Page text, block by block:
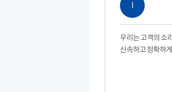
Ⅰ
우리는 고객의 소
신속하고 정확하